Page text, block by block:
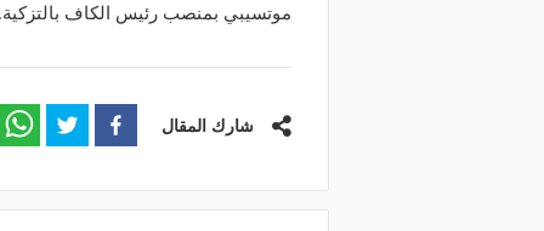
موتسيبي بمنصب رئيس الكاف بالتزكية.
شارك المقال